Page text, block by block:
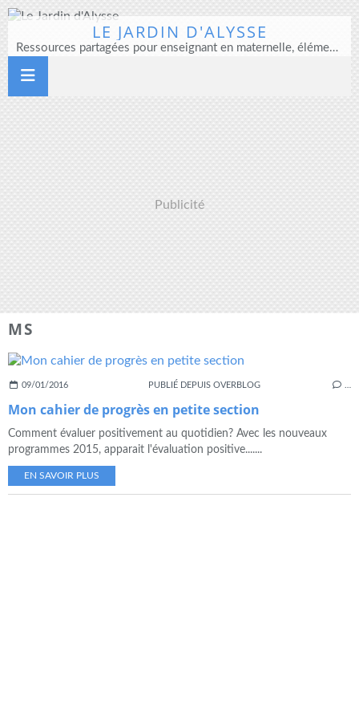
LE JARDIN D'ALYSSE
Ressources partagées pour enseignant en maternelle, élémentaire et direction d'école
Publicité
MS
09/01/2016 PUBLIÉ DEPUIS OVERBLOG
Mon cahier de progrès en petite section
Comment évaluer positivement au quotidien? Avec les nouveaux
programmes 2015, apparait l'évaluation positive.......
EN SAVOIR PLUS